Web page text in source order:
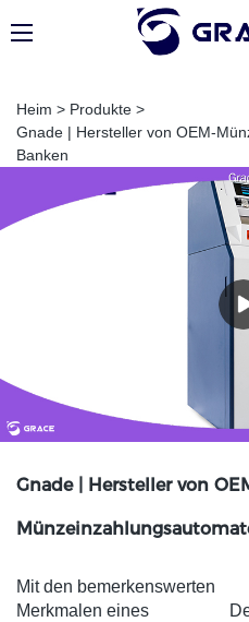
Heim > Produkte >
Gnade | Hersteller von OEM-
Banken
Gnade | Hersteller von
Mit den bemerkenswerten
Merkmalen eines